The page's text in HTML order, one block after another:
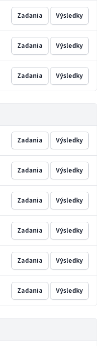
Zadania Výsledky
Zadania Výsledky
Zadania Výsledky
Zadania Výsledky
Zadania Výsledky
Zadania Výsledky
Zadania Výsledky
Zadania Výsledky
Zadania Výsledky